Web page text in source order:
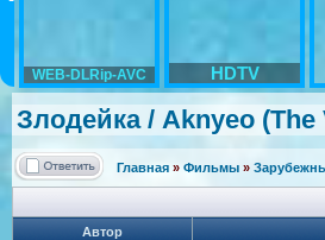
WEB-DLRip-AVC HDTV
Злодейка / Aknyeo
Главная » Фильмы »
Автор